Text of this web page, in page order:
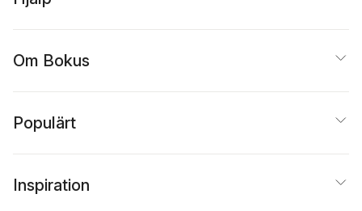
Om Bokus
Populärt
Inspiration